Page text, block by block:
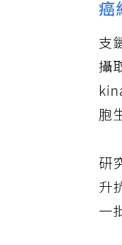
癌
支
攝
胞
研
升